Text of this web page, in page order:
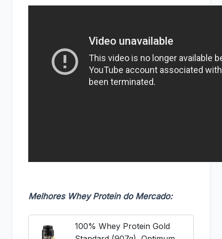
Melhores Whey Protein do Mercado:
100% Whey Protein Gold